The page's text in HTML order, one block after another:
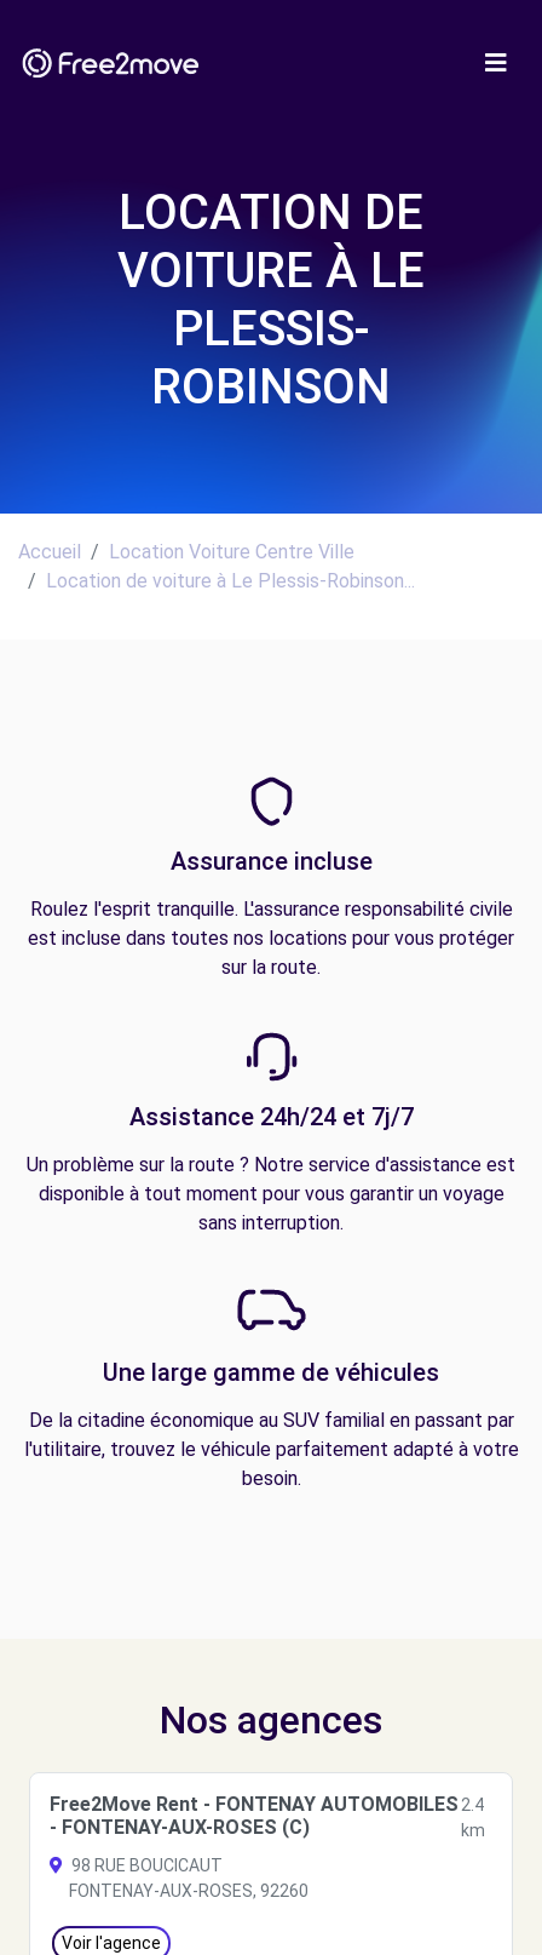
LOCATION DE
VOITURE À LE
PLESSIS-
ROBINSON
Accueil
Location Voiture Centre Ville
Location de voiture à Le Plessis-Robinson...
Assurance incluse
Roulez l'esprit tranquille. L'assurance responsabilité civile
est incluse dans toutes nos locations pour vous protéger
sur la route.
Assistance 24h/24 et 7j/7
Un problème sur la route ? Notre service d'assistance est
disponible à tout moment pour vous garantir un voyage
sans interruption.
Une large gamme de véhicules
De la citadine économique au SUV familial en passant par
l'utilitaire, trouvez le véhicule parfaitement adapté à votre
besoin.
Nos agences
Free2Move Rent - FONTENAY AUTOMOBILES
- FONTENAY-AUX-ROSES (C)
2.4
km
98 RUE BOUCICAUT
FONTENAY-AUX-ROSES, 92260
Voir l'agence